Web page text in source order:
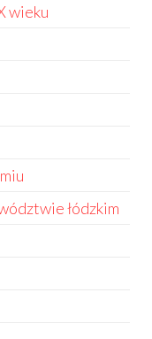
wieku
łódzkim